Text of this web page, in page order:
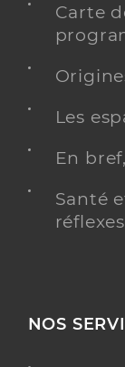
Carte
Les
En
Santé
NOS